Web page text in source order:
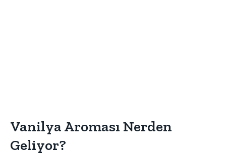
Vanilya Aroması Nerden
Geliyor?